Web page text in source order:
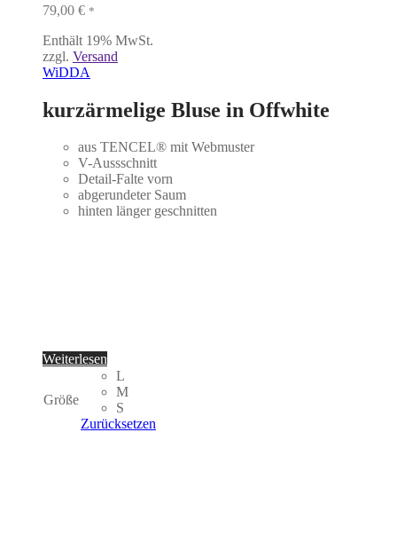
79,00 € *
Enthält 19% MwSt.
zzgl. Versand
WiDDA
kurzärmelige Bluse in Offwhite
aus TENCEL® mit Webmuster
V-Aussschnitt
Detail-Falte vorn
abgerundeter Saum
hinten länger geschnitten
Weiterlesen
Größe
L
M
S
Zurücksetzen